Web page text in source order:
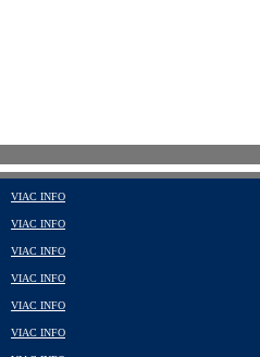
VIAC INFO
VIAC INFO
VIAC INFO
VIAC INFO
VIAC INFO
VIAC INFO